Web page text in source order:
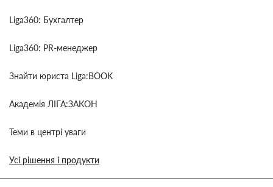
Liga360: Бухгалтер
Liga360: PR-менеджер
Знайти юриста Liga:BOOK
Академія ЛІГА:ЗАКОН
Теми в центрі уваги
Усі рішення і продукти